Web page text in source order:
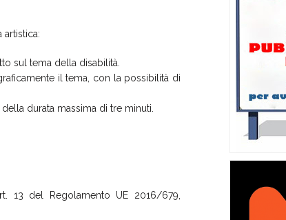
artistica:
sul tema della disabilità.
il tema, con la possibilità di
durata massima di tre minuti.
13 del Regolamento UE 2016/679,